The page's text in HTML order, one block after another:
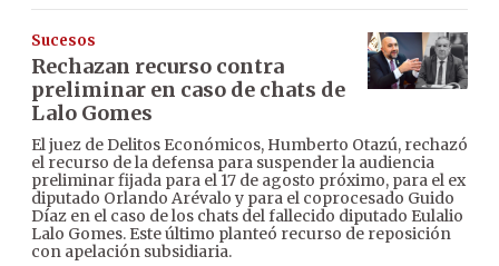
Sucesos
Rechazan recurso contra
preliminar en caso de chats de
Lalo Gomes
El juez de Delitos Económicos, Humberto Otazú, rechazó
el recurso de la defensa para suspender la audiencia
preliminar fijada para el 17 de agosto próximo, para el ex
diputado Orlando Arévalo y para el coprocesado Guido
Díaz en el caso de los chats del fallecido diputado Eulalio
Lalo Gomes. Este último planteó recurso de reposición
con apelación subsidiaria.